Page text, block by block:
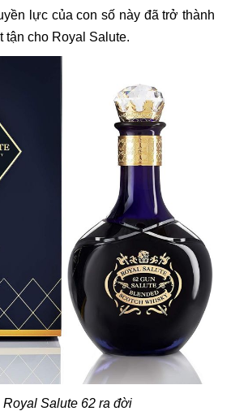
lực của con số này đã trở thành
tận cho Royal Salute.
Salute 62 ra đời